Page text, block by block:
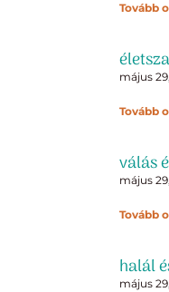
Tovább
május
Tovább
válás
május
Tovább
halál
május